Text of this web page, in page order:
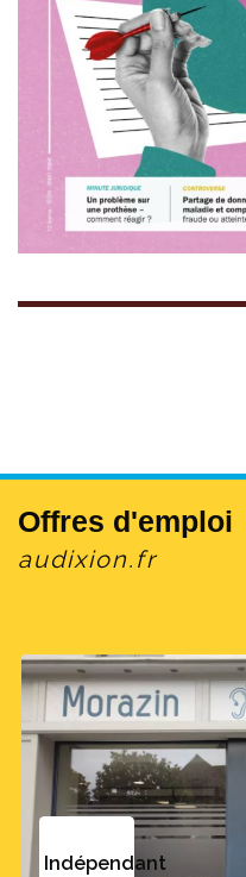
Offres d'emploi
audixion.fr
Indépendant